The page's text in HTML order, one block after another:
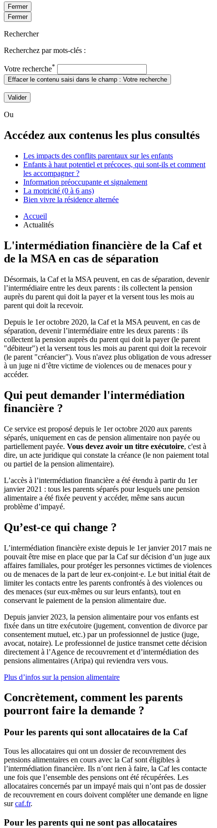
Fermer
Fermer
Rechercher
Recherchez par mots-clés :
Votre recherche*
Effacer le contenu saisi dans le champ : Votre recherche
Valider
Ou
Accédez aux contenus les plus consultés
Les impacts des conflits parentaux sur les enfants
Enfants à haut potentiel et précoces, qui sont-ils et comment
les accompagner ?
Information préoccupante et signalement
La motricité (0 à 6 ans)
Bien vivre la résidence alternée
Accueil
Actualités
L'intermédiation financière de la Caf et
de la MSA en cas de séparation
Désormais, la Caf et la MSA peuvent, en cas de séparation, devenir
l’intermédiaire entre les deux parents : ils collectent la pension
auprès du parent qui doit la payer et la versent tous les mois au
parent qui doit la recevoir.
Depuis le 1er octobre 2020, la Caf et la MSA peuvent, en cas de
séparation, devenir l’intermédiaire entre les deux parents : ils
collectent la pension auprès du parent qui doit la payer (le parent
"débiteur") et la versent tous les mois au parent qui doit la recevoir
(le parent "créancier"). Vous n'avez plus obligation de vous adresser
à un juge ni d’être victime de violences ou de menaces pour y
accéder.
Qui peut demander l'intermédiation
financière ?
Ce service est proposé depuis le 1er octobre 2020 aux parents
séparés, uniquement en cas de pension alimentaire non payée ou
partiellement payée. Vous devez avoir un titre exécutoire, c'est à
dire, un acte juridique qui constate la créance (le non paiement total
ou partiel de la pension alimentaire).
L’accès à l’intermédiation financière a été étendu à partir du 1er
janvier 2021 : tous les parents séparés pour lesquels une pension
alimentaire a été fixée peuvent y accéder, même sans aucun
problème d’impayé.
Qu’est-ce qui change ?
L’intermédiation financière existe depuis le 1er janvier 2017 mais ne
pouvait être mise en place que par la Caf sur décision d’un juge aux
affaires familiales, pour protéger les personnes victimes de violences
ou de menaces de la part de leur ex-conjoint·e. Le but initial était de
limiter les contacts entre les parents confrontés à des violences ou
des menaces (sur eux-mêmes ou sur leurs enfants), tout en
conservant le paiement de la pension alimentaire due.
Depuis janvier 2023, la pension alimentaire pour vos enfants est
fixée dans un titre exécutoire (jugement, convention de divorce par
consentement mutuel, etc.) par un professionnel de justice (juge,
avocat, notaire). Le professionnel de justice transmet cette décision
directement à l’Agence de recouvrement et d’intermédiation des
pensions alimentaires (Aripa) qui reviendra vers vous.
Plus d’infos sur la pension alimentaire
Concrètement, comment les parents
pourront faire la demande ?
Pour les parents qui sont allocataires de la Caf
Tous les allocataires qui ont un dossier de recouvrement des
pensions alimentaires en cours avec la Caf sont éligibles à
l’intermédiation financière. Ils n’ont rien à faire, la Caf les contacte
une fois que l’ensemble des pensions ont été récupérées. Les
allocataires concernés par un impayé mais qui n’ont pas de dossier
de recouvrement en cours doivent compléter une demande en ligne
surcaf.fr.
Pour les parents qui ne sont pas allocataires